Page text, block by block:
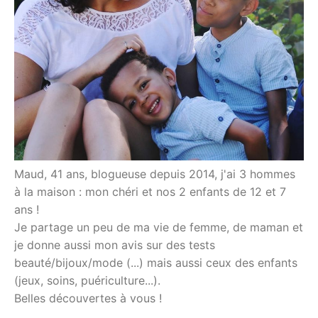
Maud, 41 ans, blogueuse depuis 2014, j'ai 3 hommes
à la maison : mon chéri et nos 2 enfants de 12 et 7
ans !
Je partage un peu de ma vie de femme, de maman et
je donne aussi mon avis sur des tests
beauté/bijoux/mode (...) mais aussi ceux des enfants
(jeux, soins, puériculture...).
Belles découvertes à vous !